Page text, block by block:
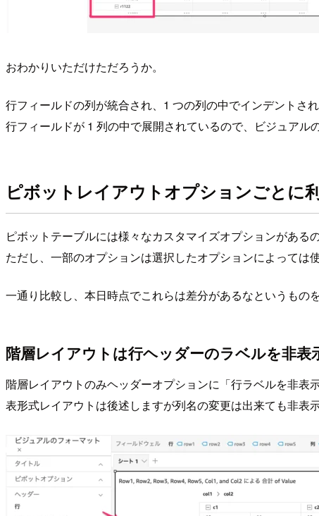
おわかりいただけただろうか。
行フィールドの列が統合され、1 つの列の中でインデントされ
行フィールドが 1 列の中で展開されているので、ビジュアル
ピボットレイアウトオプションごとに
ピボットテーブルには様々なカスタマイズオプションがある
ただし、一部のオプションは選択したオプションによっては
一通り比較し、本日時点でこれらは差分があるなというもの
階層レイアウトは行ヘッダーのラベルを非表
階層レイアウトのみヘッダーオプションに「行ラベルを非表
表形式レイアウトは後述しますが列名の変更は出来ても非表